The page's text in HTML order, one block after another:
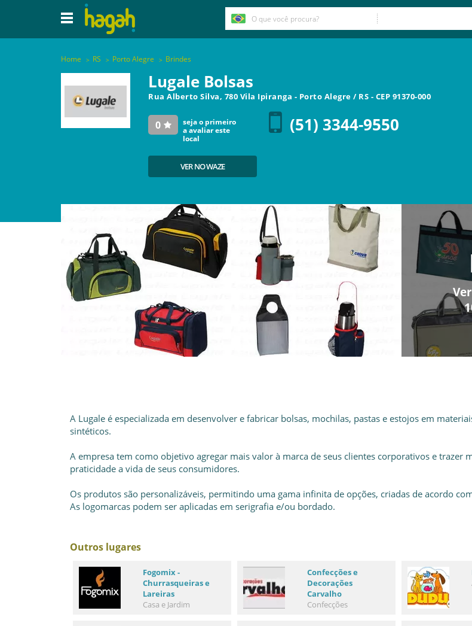
Home RS Porto Alegre Brindes
Lugale Bolsas
Rua Alberto Silva, 780 Vila Ipiranga - Porto Alegre / RS - CEP 91370-000
0
seja o primeiro
a avaliar este
local
(51) 3344-9550
VER NO WAZE
A Lugale é especializada em desenvolver e fabricar bolsas, mochilas, pastas e estojos em
sintéticos.
A empresa tem como objetivo agregar mais valor à marca de seus clientes corporativos e trazer
praticidade a vida de seus consumidores.
Os produtos são personalizáveis, permitindo uma gama infinita de opções, criadas de acordo
As logomarcas podem ser aplicadas em serigrafia e/ou bordado.
Outros lugares
Fogomix -
Churrasqueiras e
Lareiras
Casa e Jardim
Confecções e
Decorações
Carvalho
Confecções